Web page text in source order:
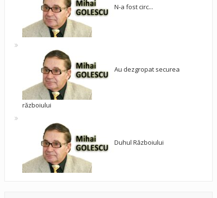
N-a fost circ...
Au dezgropat securea
războiului
Duhul Războiului